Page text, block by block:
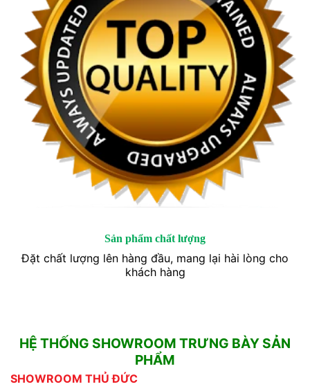
Sản phẩm chất lượng
Đặt chất lượng lên hàng đầu, mang lại hài lòng cho
khách hàng
HỆ THỐNG SHOWROOM TRƯNG BÀY SẢN
PHẨM
SHOWROOM THỦ ĐỨC